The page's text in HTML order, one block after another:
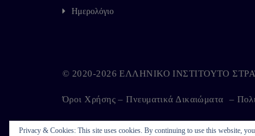
Ημερολόγιο
Privacy & Cookies: This site uses cookies. By continuing to use this website, you
© 2020-2026 ΕΛΛΗΝΙΚΟ ΙΝΣΤΙΤΟΥΤΟ
Όροι Χρήσης – Πνευματικά Δικαιώματα –